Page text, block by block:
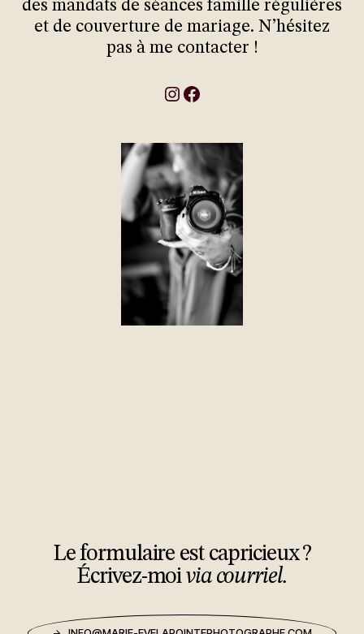
des mandats de séances famille régulières
et de couverture de mariage. N’hésitez
pas à me contacter !
Instagram Facebook
Le formulaire est capricieux ?
Écrivez-moivia courriel.